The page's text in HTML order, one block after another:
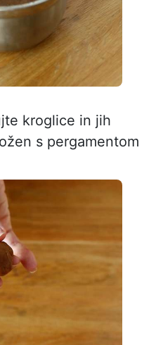
kroglice in jih
s pergamentom